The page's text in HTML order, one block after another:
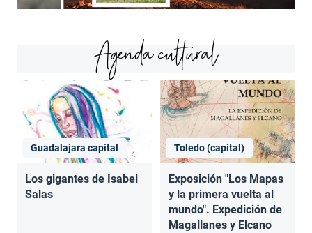
Agenda cultural
Guadalajara capital
Los gigantes de Isabel
Salas
Toledo (capital)
Exposición "Los Mapas
y la primera vuelta al
mundo". Expedición de
Magallanes y Elcano